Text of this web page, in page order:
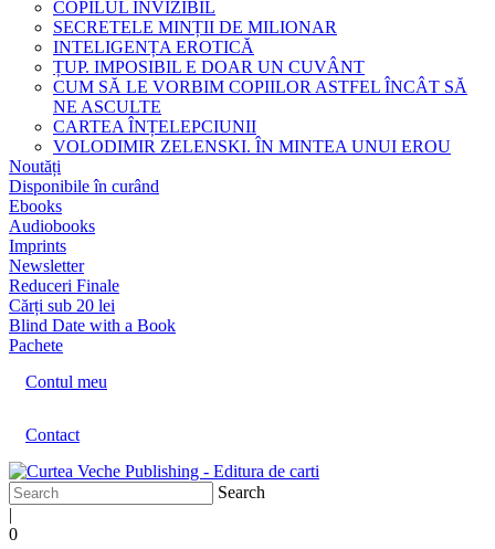
COPILUL INVIZIBIL
SECRETELE MINȚII DE MILIONAR
INTELIGENȚA EROTICĂ
ȚUP. IMPOSIBIL E DOAR UN CUVÂNT
CUM SĂ LE VORBIM COPIILOR ASTFEL ÎNCÂT SĂ
NE ASCULTE
CARTEA ÎNȚELEPCIUNII
VOLODIMIR ZELENSKI. ÎN MINTEA UNUI EROU
Noutăți
Disponibile în curând
Ebooks
Audiobooks
Imprints
Newsletter
Reduceri Finale
Cărți sub 20 lei
Blind Date with a Book
Pachete
Contul meu
Contact
Search
|
0